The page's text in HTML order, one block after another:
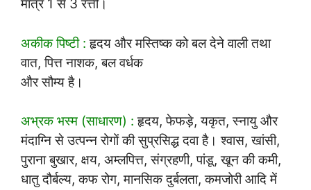
मात्र 1 से 3 रत्ती।
अकीक पिष्टी : हृदय और मस्तिष्क को बल देने वाली तथा
वात, पित्त नाशक, बल वर्धक
और सौम्य है।
अभ्रक भस्म (साधारण) : हृदय, फेफड़े, यकृत, स्नायु और
मंदाग्नि से उत्पन्न रोगों की सुप्रसिद्ध दवा है। श्वास, खांसी,
पुराना बुखार, क्षय, अम्लपित्त, संग्रहणी, पांडू, खून की कमी,
धातु दौर्बल्य, कफ रोग, मानसिक दुर्बलता, कमजोरी आदि में